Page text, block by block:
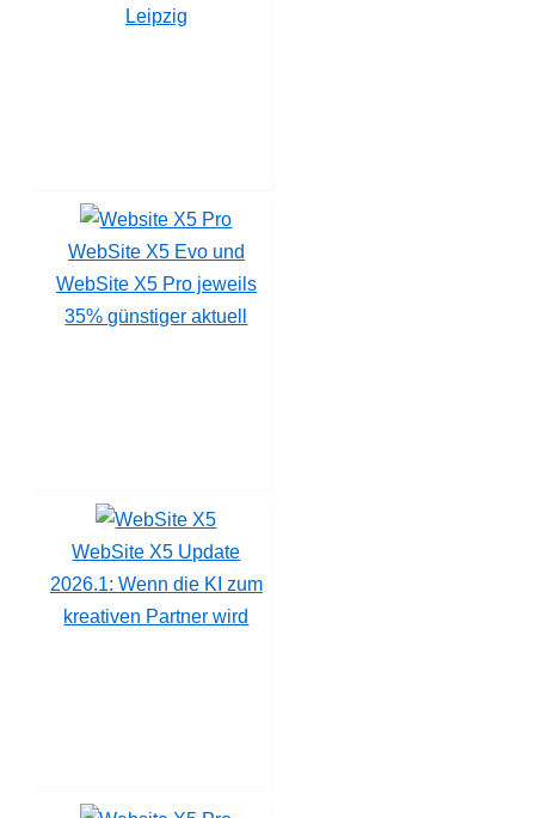
Leipzig
WebSite X5 Evo und
WebSite X5 Pro jeweils
35% günstiger aktuell
WebSite X5 Update
2026.1: Wenn die KI zum
kreativen Partner wird